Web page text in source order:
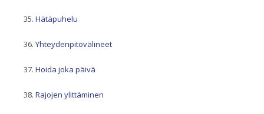
Hätäpuhelu
Yhteydenpitovälineet
Hoida joka päivä
Rajojen ylittäminen